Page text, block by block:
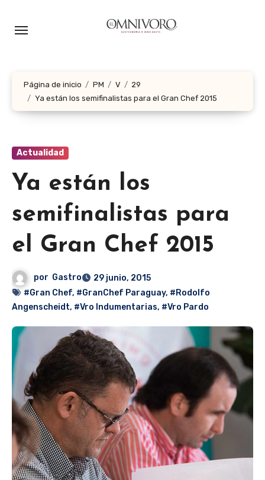
Página de inicio PM V
29
Ya están los semifinalistas para el Gran Chef 2015
Actualidad
Ya están los
semifinalistas para
el Gran Chef 2015
por Gastro
29 junio, 2015
#Gran Chef, #GranChef Paraguay, #Rodolfo
Angenscheidt, #Vro Indumentarias, #Vro Pardo